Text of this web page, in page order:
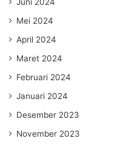
Mei 2024
April 2024
Maret 2024
Februari 2024
Januari 2024
Desember 2023
November 2023